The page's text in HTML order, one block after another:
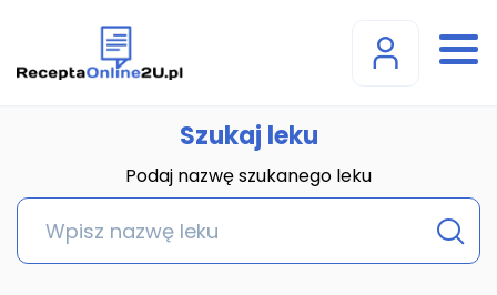
Szukaj leku
Podaj nazwę szukanego leku